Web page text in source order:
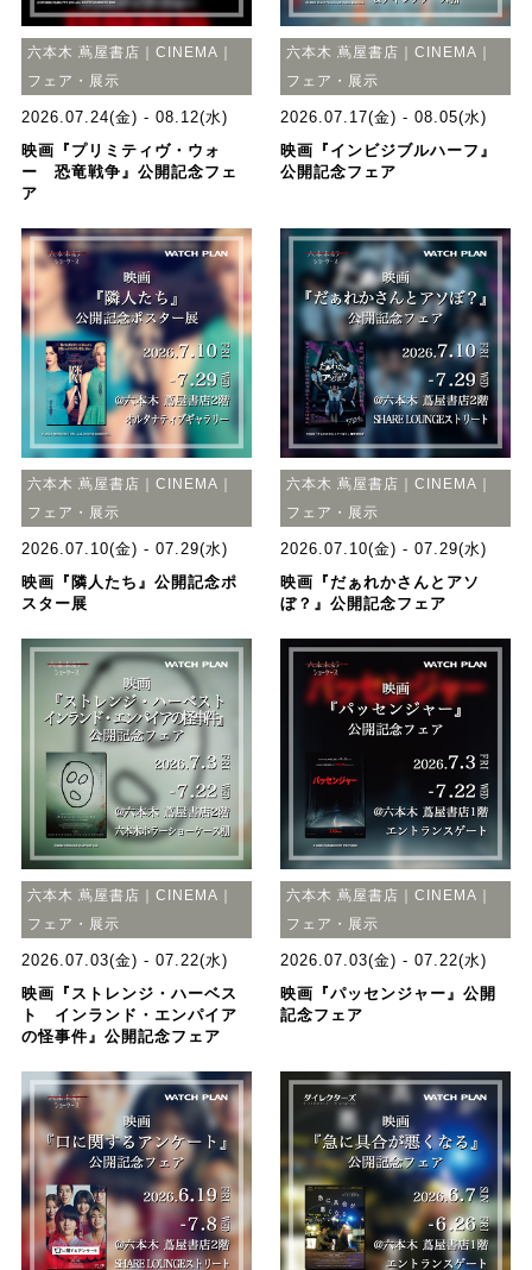
六本木 蔦屋書店｜CINEMA｜
フェア・展示
2026.07.24(金) - 08.12(水)
映画『プリミティヴ・ウォ
ー 恐竜戦争』公開記念フェ
ア
六本木 蔦屋書店｜CINEMA｜
フェア・展示
2026.07.17(金) - 08.05(水)
映画『インビジブルハーフ』
公開記念フェア
六本木 蔦屋書店｜CINEMA｜
フェア・展示
2026.07.10(金) - 07.29(水)
映画『隣人たち』公開記念ポ
スター展
六本木 蔦屋書店｜CINEMA｜
フェア・展示
2026.07.10(金) - 07.29(水)
映画『だぁれかさんとアソ
ぼ？』公開記念フェア
六本木 蔦屋書店｜CINEMA｜
フェア・展示
2026.07.03(金) - 07.22(水)
映画『ストレンジ・ハーベス
ト インランド・エンパイア
の怪事件』公開記念フェア
六本木 蔦屋書店｜CINEMA｜
フェア・展示
2026.07.03(金) - 07.22(水)
映画『パッセンジャー』公開
記念フェア